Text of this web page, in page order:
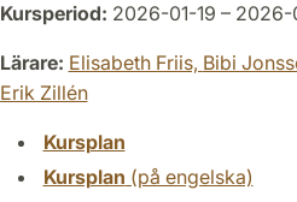
Kursperiod: 2026-01-19 –
Lärare: Elisabeth Friis, Bibi
Erik Zillén
Kursplan
Kursplan (på engelska)